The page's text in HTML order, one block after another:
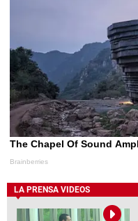
LA PRENSA VIDEOS